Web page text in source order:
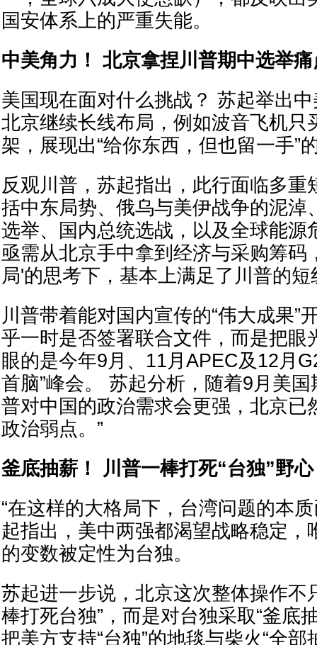
国安体系上的严重失能。
中美角力！ 北京拿捏川普期中选举痛
美国现在面对什么挑战？ 苏起举出
北京继续长线布局，例如波音飞机只
架，展现出“给你东西，但也留一手”
反观川普，苏起指出，此行面临多重
括中东局势、俄乌与美伊战争的泥淖
选举、国内总统选战，以及全球能源
亟需从北京手中拿到经济与采购筹码
局'的思考下，基本上满足了川普的短
川普带着能对国内宣传的“伟大成果”
乎一时是否签署联合文件，而是把眼
眼的是今年9月、11月APEC及12月
首脑”峰会。 苏起分析，随着9月美
普对中国的政治需求会更强，北京已
政治弱点。”
釜底抽薪！ 川普一棒打死“台独”野心
“在这样的大格局下，台湾问题的本
起指出，美中两强都渴望战略稳定，
的变数被定性为台独。
苏起进一步说，北京这次整体操作不
棒打死台独”，而是对台独采取“釜底
把美方支持“台独”的地毯与柴火“全部